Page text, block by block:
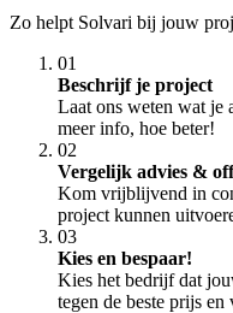
Zo helpt Solvari bij jouw
01
Beschrijf je project
Laat ons weten wat je
meer info, hoe beter!
02
Vergelijk advies &
Kom vrijblijvend in
project kunnen
03
Kies en bespaar!
Kies het bedrijf dat
tegen de beste prijs en